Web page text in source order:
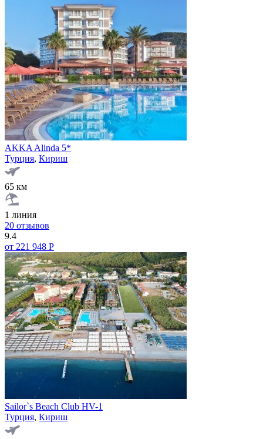
AKKA Alinda 5*
Турция, Кириш
65 км
1 линия
20 отзывов
9.4
от 221 948 Р
Sailor`s Beach Club HV-1
Турция, Кириш